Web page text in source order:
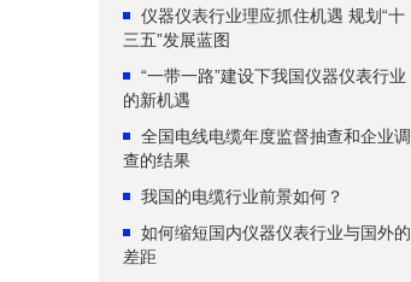
仪器仪表行业理应抓住机遇 规划“十
三五”发展蓝图
“一带一路”建设下我国仪器仪表行业
的新机遇
全国电线电缆年度监督抽查和企业调
查的结果
我国的电缆行业前景如何？
如何缩短国内仪器仪表行业与国外的
差距